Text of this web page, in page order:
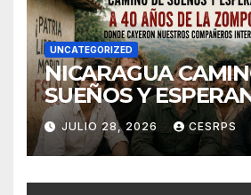
UNCATEGORIZED
NICARAGUA
SUEÑOS Y
años de La
donde cayeron
compañeros
internacionalistas.
JULIO 28, 2026 CESRPS